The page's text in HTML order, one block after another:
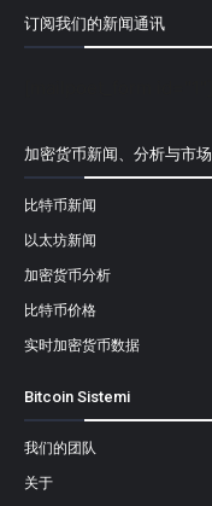
订阅我们的新闻通讯
加密货币新闻、分析与市场
比特币新闻
以太坊新闻
加密货币分析
比特币价格
实时加密货币数据
Bitcoin Sistemi
我们的团队
关于